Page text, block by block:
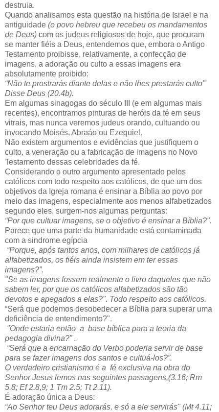
destruia.
Quando analisamos esta questão na história de Israel e na
antiguidade (o povo hebreu que recebeu os mandamentos
de Deus) com os judeus religiosos de hoje, que procuram
se manter fiéis a Deus, entendemos que, embora o Antigo
Testamento proibisse, relativamente, a confecção de
imagens, a adoração ou culto a essas imagens era
absolutamente proibido:
“Não te prostrarás diante delas e não lhes prestarás culto"
Disse Deus (20.4b).
Em algumas sinagogas do século III (e em algumas mais
recentes), encontramos pinturas de heróis da fé em seus
vitrais, mas nunca veremos judeus orando, cultuando ou
invocando Moisés, Abraáo ou Ezequiel.
Não existem argumentos e evidências que justifiquem o
culto, a veneração ou a fabricação de imagens no Novo
Testamento dessas celebridades da fé.
Considerando o outro argumento apresentado pelos
católicos com todo respeito aos católicos, de que um dos
objetivos da Igreja romana é ensinar a Bíblia ao povo por
meio das imagens, especialmente aos menos alfabetizados
segundo eles, surgem-nos algumas perguntas:
“Por que cultuar imagens, se o objetivo é ensinar a Bíblia?".
Parece que uma parte da humanidade está contaminada
com a sindrome egípcia
“Porque, após tantos anos, com milhares de católicos já
alfabetizados, os fiéis ainda insistem em ter essas
imagens?”.
"Se as imagens fossem realmente o livro daqueles que não
sabem ler, por que os católicos alfabetizados são tão
devotos e apegados a elas?". Todo respeito aos católicos.
“Será que podemos desobedecer a Bíblia para superar uma
deficiência de entendimento?".
"Onde estaria então a base bíblica para a teoria da
pedagogia divina?” .
“Será que a encarnação do Verbo poderia servir de base
para se fazer imagens dos santos e cultuá-los?”.
O verdadeiro cristianismo é a fé exclusiva na obra do
Senhor Jesus lemos nas seguintes passagens,(3.16; Rm
5.8; Ef 2.8,9; 1 Tm 2.5; Tt 2.11).
É adoração única a Deus:
“Ao Senhor teu Deus adorarás, e só a ele servirás" (Mt 4.11;